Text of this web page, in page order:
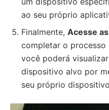
ao seu próprio
Finalmente, Acesse
completar o processo
você poderá
dispositivo alvo por
seu próprio